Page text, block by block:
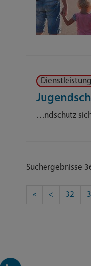
Dienstleistung
…ndschutz
Suchergebnisse
« < 32
LinkedIn-